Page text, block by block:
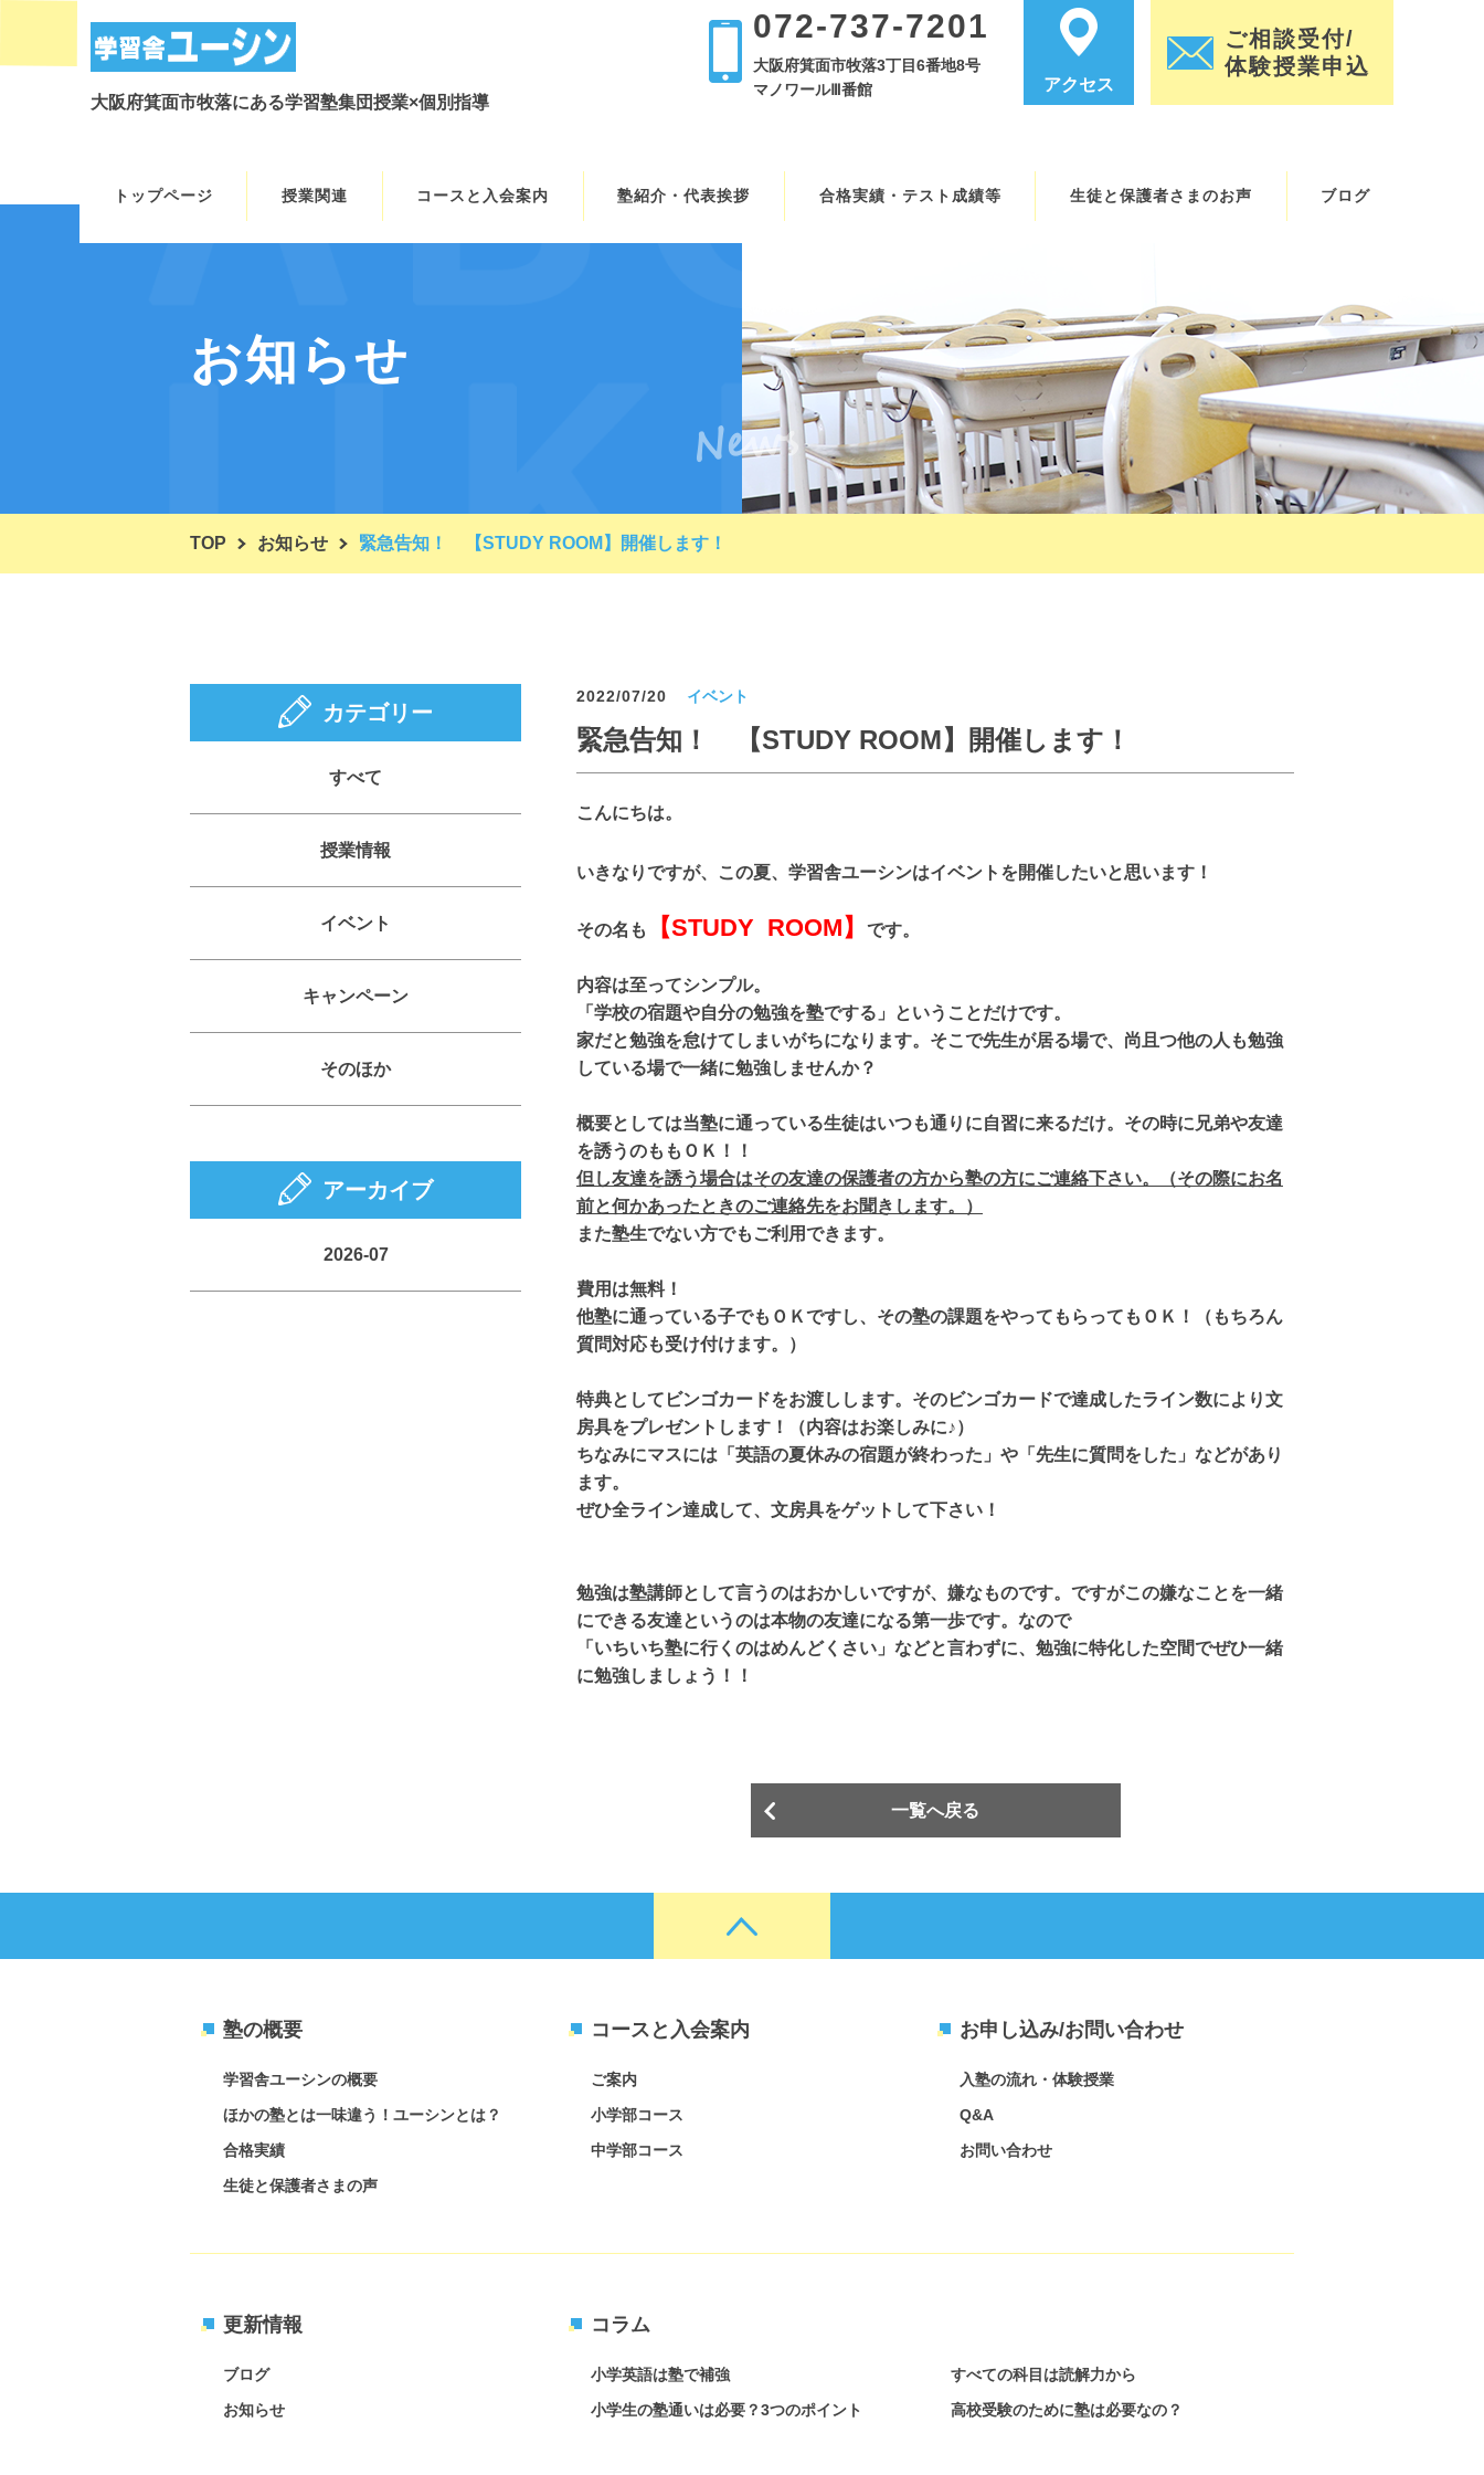
大阪府箕面市牧落にある学習塾集団授業×個別指導
072-737-7201
大阪府箕面市牧落3丁目6番地8号
マノワールⅢ番館
アクセス
ご相談受付/
体験授業申込
トップページ 授業関連 コースと入会案内 塾紹介・代表挨拶 合格実績・テスト成績等 生徒と保護者さまのお声 ブログ
お知らせ
News
TOP お知らせ 緊急告知！ 【STUDY ROOM】開催します！
カテゴリー
すべて
授業情報
イベント
キャンペーン
そのほか
アーカイブ
2026-07
2022/07/20 イベント
緊急告知！ 【STUDY ROOM】開催します！
こんにちは。
いきなりですが、この夏、学習舎ユーシンはイベントを開催したいと思います！
その名も 【STUDY ROOM】 です。
内容は至ってシンプル。
「学校の宿題や自分の勉強を塾でする」ということだけです。
家だと勉強を怠けてしまいがちになります。そこで先生が居る場で、尚且つ他の人も勉強
している場で一緒に勉強しませんか？
概要としては当塾に通っている生徒はいつも通りに自習に来るだけ。その時に兄弟や友達
を誘うのももＯＫ！！
但し友達を誘う場合はその友達の保護者の方から塾の方にご連絡下さい。（その際にお名
前と何かあったときのご連絡先をお聞きします。）
また塾生でない方でもご利用できます。
費用は無料！
他塾に通っている子でもＯＫですし、その塾の課題をやってもらってもＯＫ！（もちろん
質問対応も受け付けます。）
特典としてビンゴカードをお渡しします。そのビンゴカードで達成したライン数により文
房具をプレゼントします！（内容はお楽しみに♪）
ちなみにマスには「英語の夏休みの宿題が終わった」や「先生に質問をした」などがあり
ます。
ぜひ全ライン達成して、文房具をゲットして下さい！
勉強は塾講師として言うのはおかしいですが、嫌なものです。ですがこの嫌なことを一緒
にできる友達というのは本物の友達になる第一歩です。なので
「いちいち塾に行くのはめんどくさい」などと言わずに、勉強に特化した空間でぜひ一緒
に勉強しましょう！！
一覧へ戻る
塾の概要
学習舎ユーシンの概要
ほかの塾とは一味違う！ユーシンとは？
合格実績
生徒と保護者さまの声
コースと入会案内
ご案内
小学部コース
中学部コース
お申し込み/お問い合わせ
入塾の流れ・体験授業
Q&A
お問い合わせ
更新情報
ブログ
お知らせ
コラム
小学英語は塾で補強
すべての科目は読解力から
小学生の塾通いは必要？3つのポイント
高校受験のために塾は必要なの？